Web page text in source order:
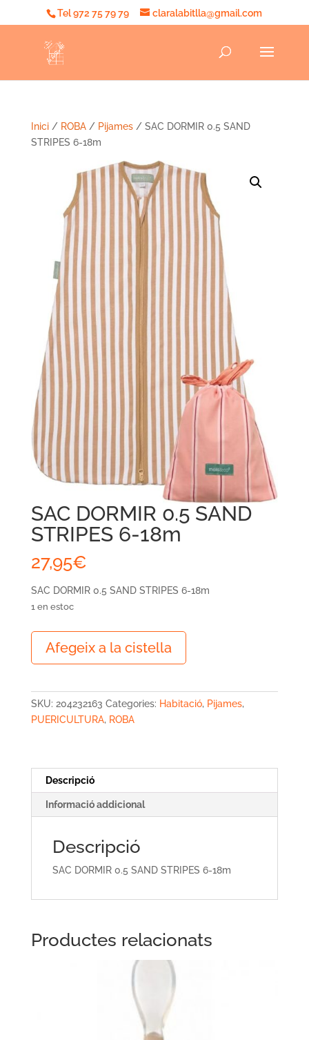
Tel 972 75 79 79 claralabitlla@gmail.com
Inici/ ROBA/ Pijames/ SAC DORMIR 0.5 SAND
STRIPES 6-18m
SAC DORMIR 0.5 SAND
STRIPES 6-18m
27,95€
SAC DORMIR 0.5 SAND STRIPES 6-18m
1 en estoc
0.5
SAND
18m
Afegeix a la cistella
SKU: 204232163 Categories: Habitació, Pijames,
PUERICULTURA, ROBA
Descripció
Informació addicional
Descripció
SAC DORMIR 0.5 SAND STRIPES 6-18m
Productes relacionats